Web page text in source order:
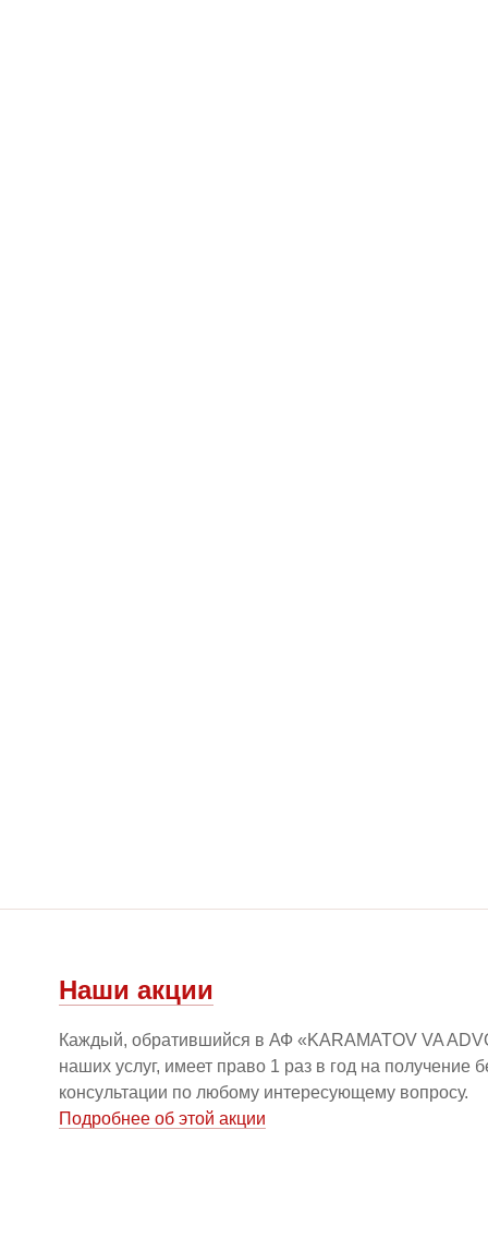
Наши акции
Каждый, обратившийся в АФ «KARAMATOV VA
наших услуг, имеет право 1 раз в год на получение
консультации по любому интересующему вопросу.
Подробнее об этой акции